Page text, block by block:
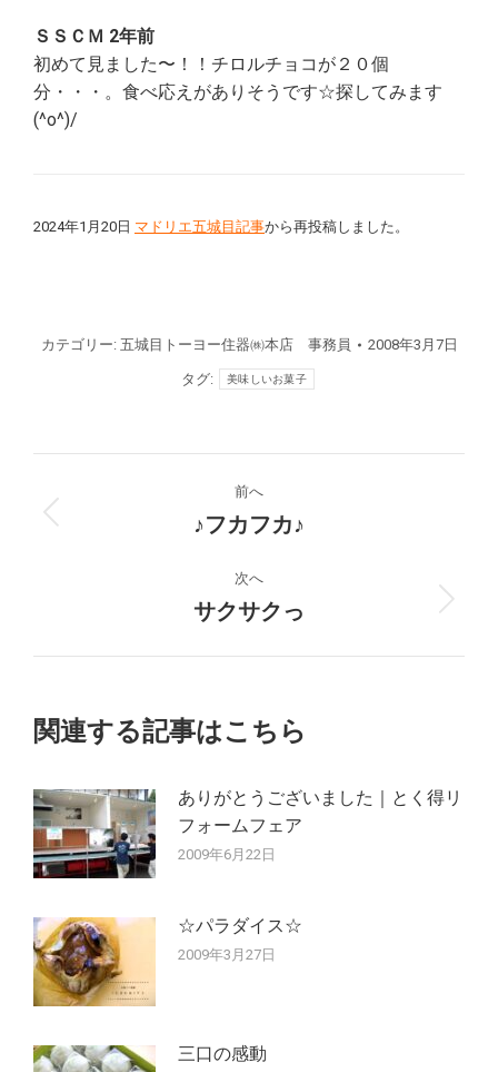
ＳＳＣＭ 2年前
初めて見ました〜！！チロルチョコが２０個
分・・・。食べ応えがありそうです☆探してみます
(^o^)/
2024年1月20日 マドリエ五城目記事から再投稿しました。
カテゴリー: 五城目トーヨー住器㈱本店 事務員 2008年3月7日
タグ: 美味しいお菓子
稿
ー
ョ
ン
前へ
前
投
稿:
♪フカフカ♪
次へ
次
サクサクっ
関連する記事はこちら
ありがとうございました｜とく得リ
フォームフェア
2009年6月22日
☆パラダイス☆
2009年3月27日
三口の感動